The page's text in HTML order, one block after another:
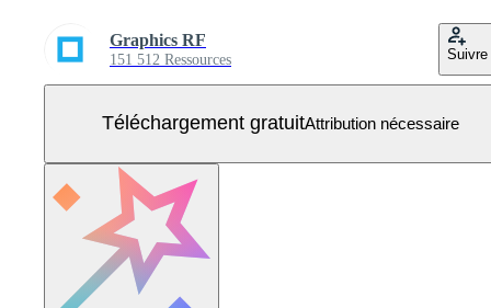
Graphics RF
151 512 Ressources Suivre
Téléchargement gratuitAttribution nécessaire